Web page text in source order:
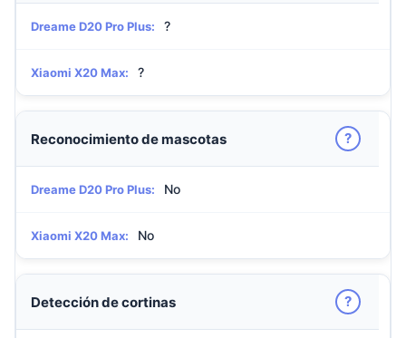
Dreame D20 Pro Plus: ?
Xiaomi X20 Max: ?
Reconocimiento de mascotas ?
Dreame D20 Pro Plus: No
Xiaomi X20 Max: No
Detección de cortinas ?